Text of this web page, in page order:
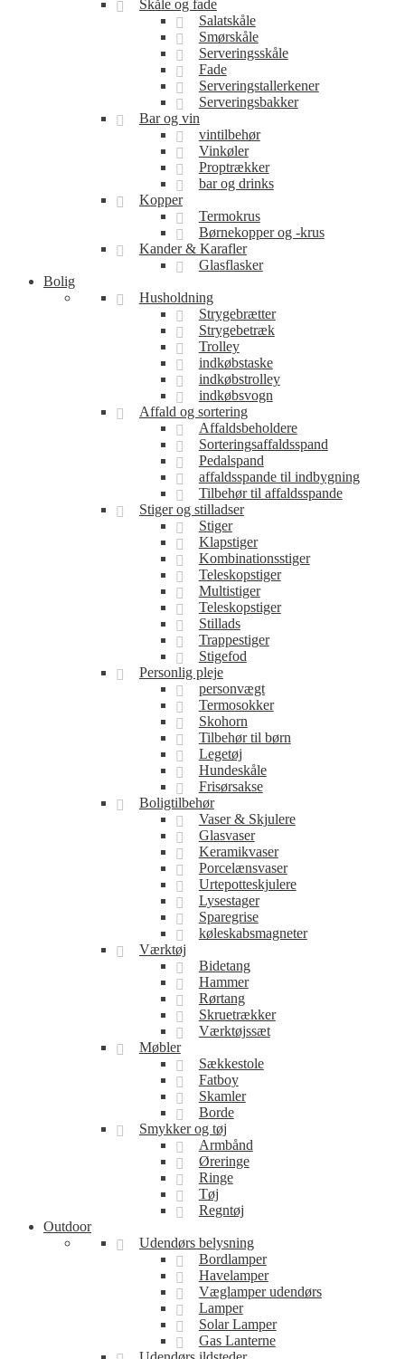
Skåle og fade
Salatskåle
Smørskåle
Serveringsskåle
Fade
Serveringstallerkener
Serveringsbakker
Bar og vin
vintilbehør
Vinkøler
Proptrækker
bar og drinks
Kopper
Termokrus
Børnekopper og -krus
Kander & Karafler
Glasflasker
Bolig
Husholdning
Strygebrætter
Strygebetræk
Trolley
indkøbstaske
indkøbstrolley
indkøbsvogn
Affald og sortering
Affaldsbeholdere
Sorteringsaffaldsspand
Pedalspand
affaldsspande til indbygning
Tilbehør til affaldsspande
Stiger og stilladser
Stiger
Klapstiger
Kombinationsstiger
Teleskopstiger
Multistiger
Teleskopstiger
Stillads
Trappestiger
Stigefod
Personlig pleje
personvægt
Termosokker
Skohorn
Tilbehør til børn
Legetøj
Hundeskåle
Frisørsakse
Boligtilbehør
Vaser & Skjulere
Glasvaser
Keramikvaser
Porcelænsvaser
Urtepotteskjulere
Lysestager
Sparegrise
køleskabsmagneter
Værktøj
Bidetang
Hammer
Rørtang
Skruetrækker
Værktøjssæt
Møbler
Sækkestole
Fatboy
Skamler
Borde
Smykker og tøj
Armbånd
Øreringe
Ringe
Tøj
Regntøj
Outdoor
Udendørs belysning
Bordlamper
Havelamper
Væglamper udendørs
Lamper
Solar Lamper
Gas Lanterne